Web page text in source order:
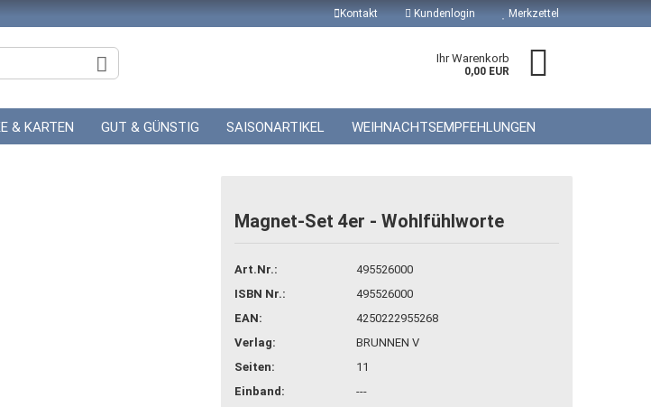
Kontakt Kundenlogin
Konto erstellen
Passwort vergessen?
Merkzettel
Ihr Warenkorb
0,00 EUR
& KARTEN GUT & GÜNSTIG SAISONARTIKEL WEIHNACHTSEMPFEHLUNGEN
Magnet-Set 4er - Wohlfühlworte
Art.Nr.:
495526000
ISBN Nr.:
495526000
EAN:
4250222955268
Verlag:
BRUNNEN V
Seiten:
11
Einband:
---